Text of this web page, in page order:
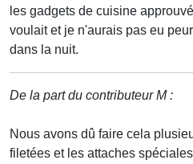
les gadgets de cuisine
voulait et je n'aurais pas eu
dans la nuit.
De la part du contributeur M :
Nous avons dû faire cela
filetées et les attaches